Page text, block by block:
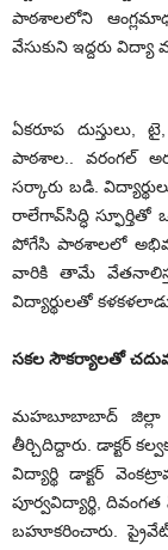
పాఠశాలలోని
వేసుకుని ఇద్దరు విద్యా
ఏకరూప దుస్తులు,
పాఠశాల.. వరంగల్‌
సర్కారు బడి.
రాలేగావ్‌సిద్ధి స్ఫూర్తితో
పోగేసి పాఠశాలలో
వారికి తామే
విద్యార్థులతో
సకల సౌకర్యాలతో
మహబూబాబాద్‌ జిల్లా
తీర్చిదిద్దారు. డాక్టర్‌
విద్యార్థి డాక్టర్‌
పూర్వవిద్యార్థి, దివంగత
బహూకరించారు.